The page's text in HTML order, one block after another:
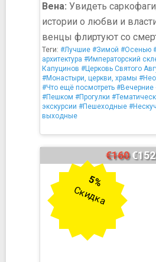
Вена: Увидеть
истории о любви и
венцы флиртуют со
Теги: #Лучшие #Зимой #Осенью
архитектура #Императорский
Капуцинов #Церковь Святого
#Монастыри, церкви, храмы
#Что ещё посмотреть #Вечерние
#Пешком #Прогулки
экскурсии #Пешеходные
выходные
€160€152
5%
Скидка